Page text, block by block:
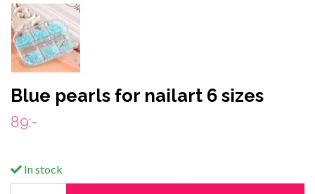
Blue pearls for nailart 6 sizes
89:-
In stock